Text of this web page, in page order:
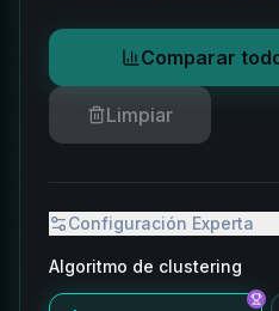
Comparar
Limpiar
Configuración Experta
Algoritmo de clustering